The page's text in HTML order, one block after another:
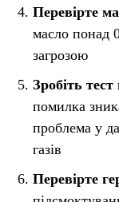
Перевірте
масло понад
загрозою
Зробіть
помилка
проблема у
газів
Перевірте